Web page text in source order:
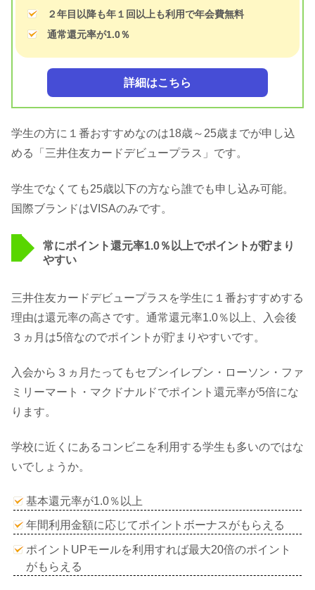
２年目以降も年１回以上も利用で年会費無料
通常還元率が1.0％
詳細はこちら
学生の方に１番おすすめなのは18歳～25歳までが申し込
める「三井住友カードデビュープラス」です。
学生でなくても25歳以下の方なら誰でも申し込み可能。
国際ブランドはVISAのみです。
常にポイント還元率1.0％以上でポイントが貯まり
やすい
三井住友カードデビュープラスを学生に１番おすすめする
理由は還元率の高さです。通常還元率1.0％以上、入会後
３ヵ月は5倍なのでポイントが貯まりやすいです。
入会から３ヵ月たってもセブンイレブン・ローソン・ファ
ミリーマート・マクドナルドでポイント還元率が5倍にな
ります。
学校に近くにあるコンビニを利用する学生も多いのではな
いでしょうか。
基本還元率が1.0％以上
年間利用金額に応じてポイントボーナスがもらえる
ポイントUPモールを利用すれば最大20倍のポイント
がもらえる